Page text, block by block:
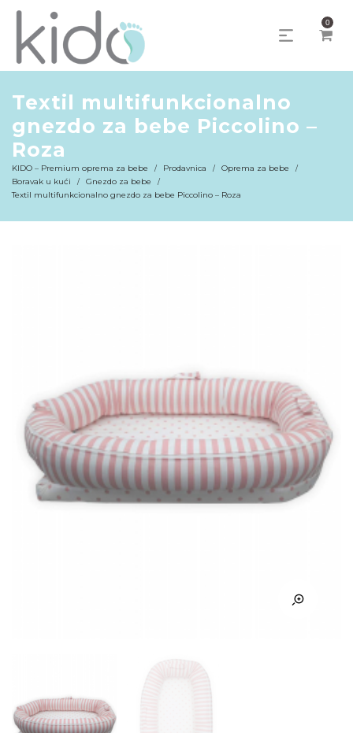
0
Textil multifunkcionalno
gnezdo za bebe Piccolino –
Roza
KIDO – Premium oprema za bebe / Prodavnica / Oprema za bebe /
Boravak u kući / Gnezdo za bebe /
Textil multifunkcionalno gnezdo za bebe Piccolino – Roza